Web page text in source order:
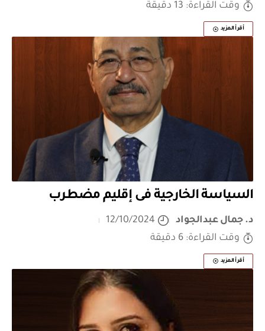
وقت القراءة: 13 دقيقة
أقرأ المزيد
السياسة الخارجية فى إقليم مضطرب
د. جمال عبدالجواد
12/10/2024
وقت القراءة: 6 دقيقة
أقرأ المزيد